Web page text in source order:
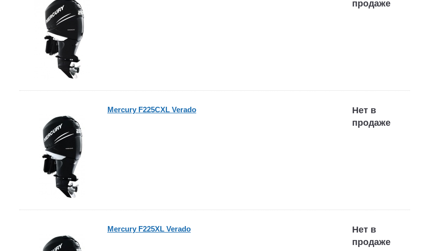
продаже
Mercury F225СXL Verado
Нет в
продаже
Mercury F225XL Verado
Нет в
продаже